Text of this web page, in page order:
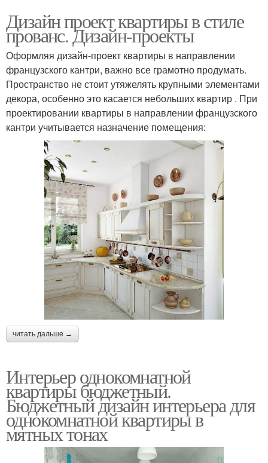
Дизайн проект квартиры в стиле
прованс. Дизайн-проекты
Оформляя дизайн-проект квартиры в направлении
французского кантри, важно все грамотно продумать.
Пространство не стоит утяжелять крупными элементами
декора, особенно это касается небольших квартир . При
проектировании квартиры в направлении французского
кантри учитывается назначение помещения:
читать дальше →
Интерьер однокомнатной
квартиры бюджетный.
Бюджетный дизайн интерьера для
однокомнатной квартиры в
мятных тонах